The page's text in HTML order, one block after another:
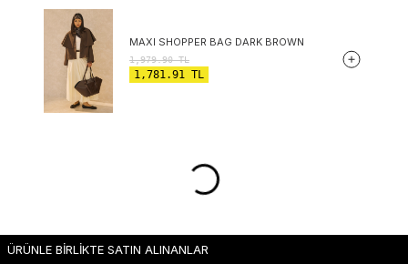
MAXI SHOPPER BAG DARK BROWN
1,979.90TL
1,781.91 TL
ÜRÜNLE BİRLİKTE SATIN ALINANLAR